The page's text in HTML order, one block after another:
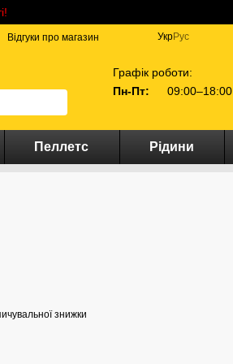
Відгуки про магазин УкрРус
Графік роботи:
Пн-Пт:
09:00–18:00
Пеллетс Рідини
знижки